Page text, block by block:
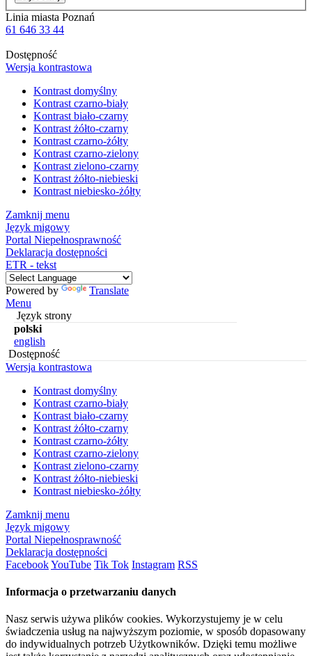
Linia miasta Poznań
61 646 33 44
Dostępność
Wersja kontrastowa
Kontrast domyślny
Kontrast czarno-biały
Kontrast biało-czarny
Kontrast żółto-czarny
Kontrast czarno-żółty
Kontrast czarno-zielony
Kontrast zielono-czarny
Kontrast żółto-niebieski
Kontrast niebiesko-żółty
Zamknij menu
Język migowy
Portal Niepełnosprawność
Deklaracja dostępności
ETR - tekst
Powered by
Translate
Menu
Język strony
polski
english
Dostępność
Wersja kontrastowa
Kontrast domyślny
Kontrast czarno-biały
Kontrast biało-czarny
Kontrast żółto-czarny
Kontrast czarno-żółty
Kontrast czarno-zielony
Kontrast zielono-czarny
Kontrast żółto-niebieski
Kontrast niebiesko-żółty
Zamknij menu
Język migowy
Portal Niepełnosprawność
Deklaracja dostępności
FacebookYouTube Tik Tok Instagram RSS
Informacja o przetwarzaniu danych
Nasz serwis używa plików cookies. Wykorzystujemy je w celu
świadczenia usług na najwyższym poziomie, w sposób dopasowany
do indywidualnych potrzeb Użytkowników. Dzięki temu możliwe